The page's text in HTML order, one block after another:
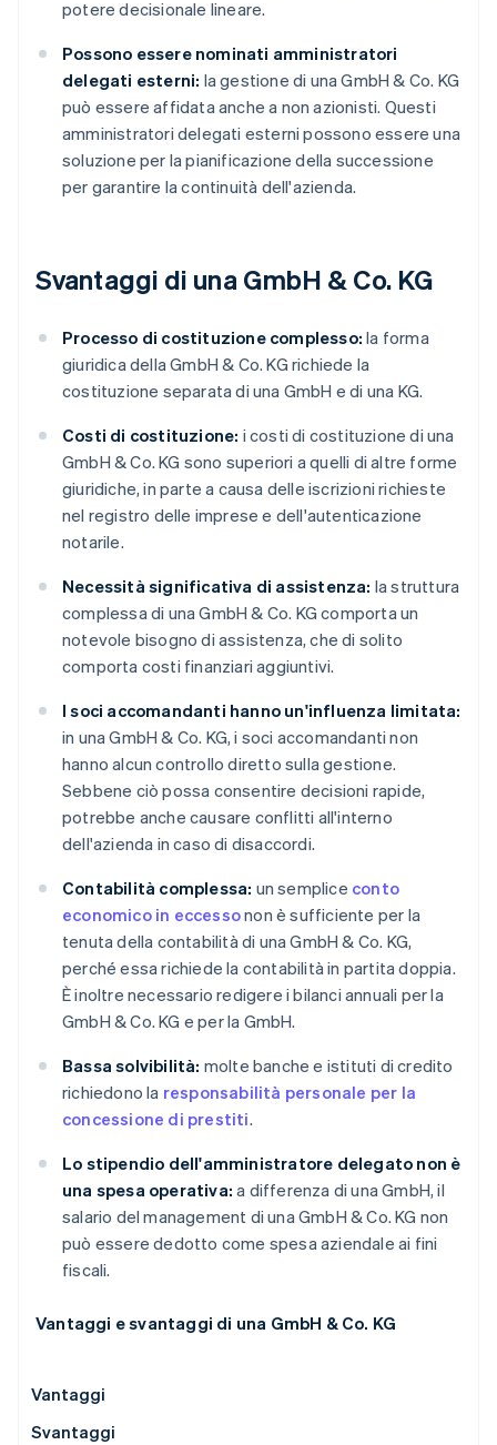
potere decisionale lineare.
Possono essere nominati amministratori
delegati esterni: la gestione di una GmbH & Co. KG
può essere affidata anche a non azionisti. Questi
amministratori delegati esterni possono essere una
soluzione per la pianificazione della successione
per garantire la continuità dell'azienda.
Svantaggi di una GmbH & Co. KG
Processo di costituzione complesso: la forma
giuridica della GmbH & Co. KG richiede la
costituzione separata di una GmbH e di una KG.
Costi di costituzione: i costi di costituzione di una
GmbH & Co. KG sono superiori a quelli di altre forme
giuridiche, in parte a causa delle iscrizioni richieste
nel registro delle imprese e dell'autenticazione
notarile.
Necessità significativa di assistenza: la struttura
complessa di una GmbH & Co. KG comporta un
notevole bisogno di assistenza, che di solito
comporta costi finanziari aggiuntivi.
I soci accomandanti hanno un'influenza limitata:
in una GmbH & Co. KG, i soci accomandanti non
hanno alcun controllo diretto sulla gestione.
Sebbene ciò possa consentire decisioni rapide,
potrebbe anche causare conflitti all'interno
dell'azienda in caso di disaccordi.
Contabilità complessa: un semplice conto
economico in eccessonon è sufficiente per la
tenuta della contabilità di una GmbH & Co. KG,
perché essa richiede la contabilità in partita doppia.
È inoltre necessario redigere i bilanci annuali per la
GmbH & Co. KG e per la GmbH.
Bassa solvibilità: molte banche e istituti di credito
richiedono la responsabilità personale per la
concessione di prestiti.
Lo stipendio dell'amministratore delegato non è
una spesa operativa: a differenza di una GmbH, il
salario del management di una GmbH & Co. KG non
può essere dedotto come spesa aziendale ai fini
fiscali.
Vantaggi e svantaggi di una GmbH & Co. KG
Vantaggi
Svantaggi